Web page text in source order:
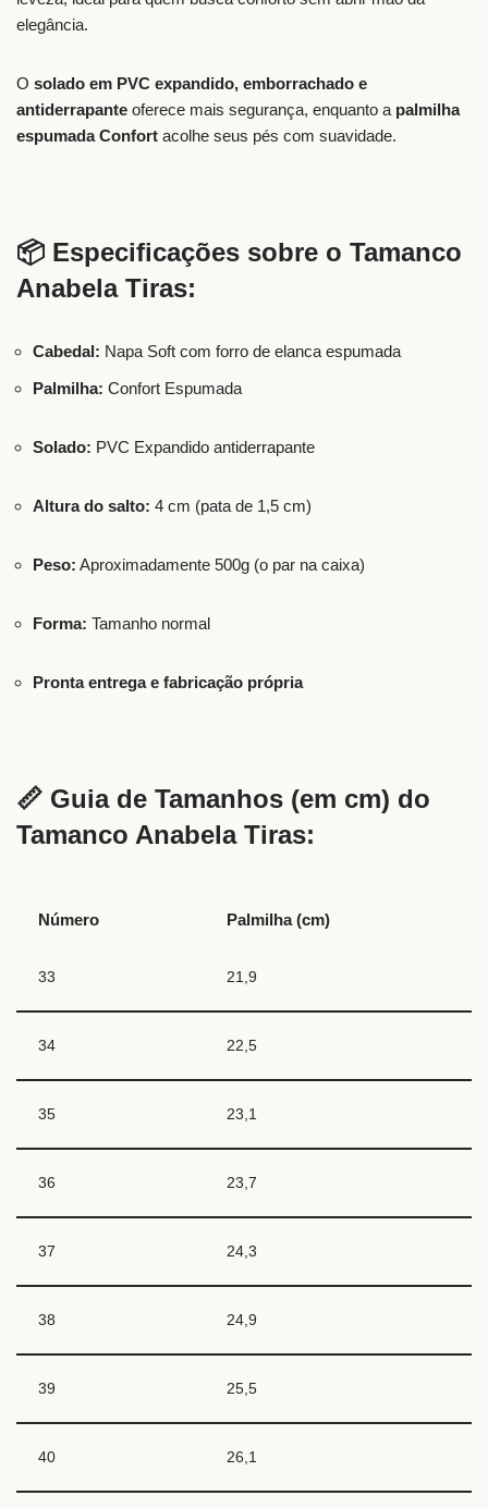
elegância.
O solado em PVC expandido, emborrachado e
antiderrapante oferece mais segurança, enquanto a palmilha
espumada Confort acolhe seus pés com suavidade.
📦 Especificações sobre o Tamanco
Anabela Tiras:
Cabedal: Napa Soft com forro de elanca espumada
Palmilha: Confort Espumada
Solado: PVC Expandido antiderrapante
Altura do salto: 4 cm (pata de 1,5 cm)
Peso: Aproximadamente 500g (o par na caixa)
Forma: Tamanho normal
Pronta entrega e fabricação própria
📏 Guia de Tamanhos (em cm) do
Tamanco Anabela Tiras:
Número Palmilha (cm)
33 21,9
34 22,5
35 23,1
36 23,7
37 24,3
38 24,9
39 25,5
40 26,1